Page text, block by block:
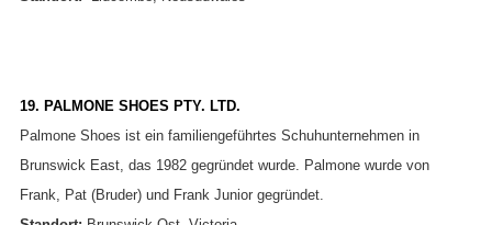
19. PALMONE SHOES PTY. LTD.
Palmone Shoes ist ein familiengeführtes Schuhunternehmen in
Brunswick East, das 1982 gegründet wurde. Palmone wurde von
Frank, Pat (Bruder) und Frank Junior gegründet.